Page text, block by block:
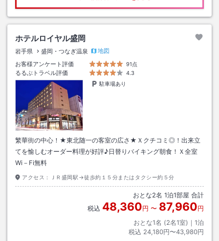
ホテルロイヤル盛岡
岩手県 盛岡・つなぎ温泉
地図
お客様アンケート評価
91点
るるぶトラベル評価
4.3
駐車場あり
繁華街の中心！★東北随一の客室の広さ★Ｘクチコミ◎！出来立
てを愉しむオーダー料理が好評♪日替りバイキング朝食！Ｘ全室
Wi－Fi無料
アクセス： ＪＲ盛岡駅→徒歩約１５分またはタクシー約５分
おとな2名 1泊1部屋 合計
税込 48,360円 〜 87,960円
おとな1名 (2名1室)｜ 1泊
税込 24,180円〜43,980円